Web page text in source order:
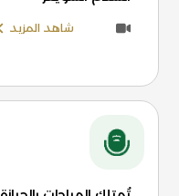
شاهد المزيد